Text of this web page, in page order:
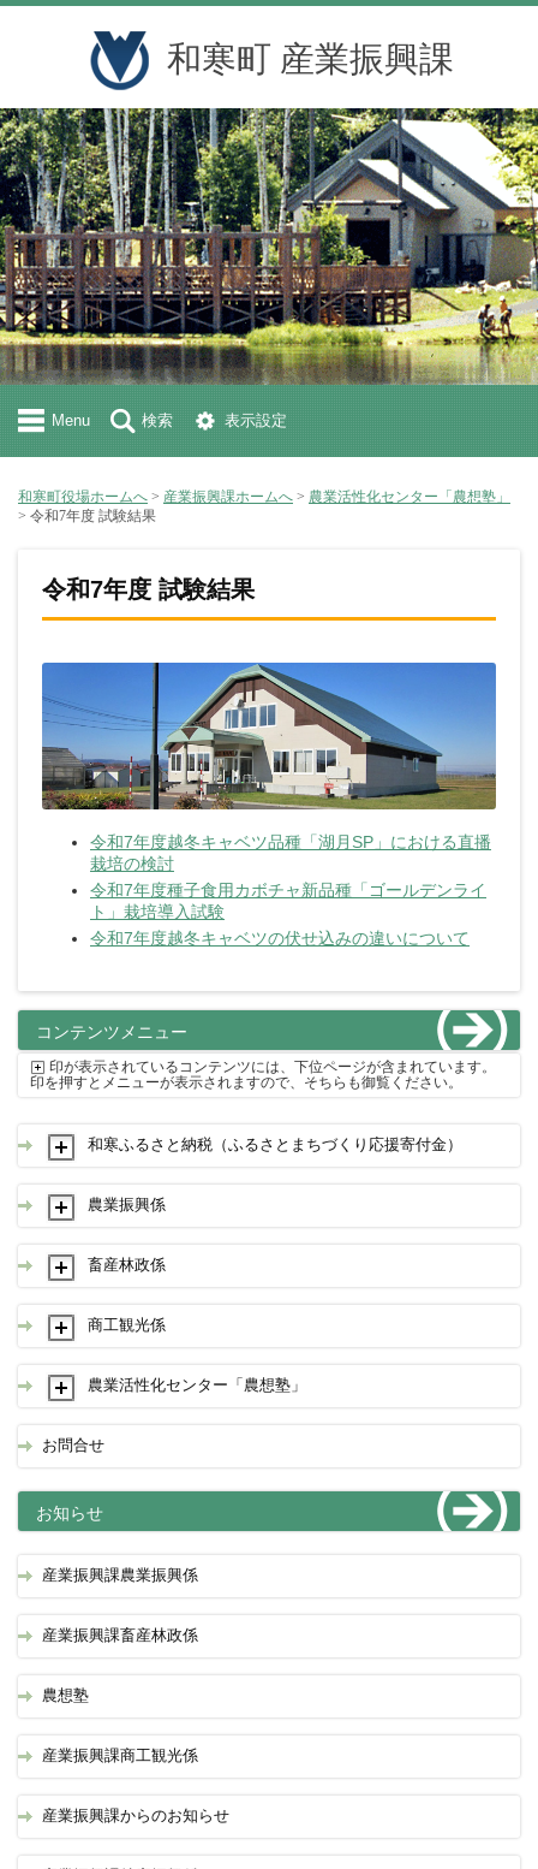
和寒町 産業振興課
Menu 検索 表示設定
和寒町役場ホームへ > 産業振興課ホームへ > 農業活性化センター「農想塾」
> 令和7年度 試験結果
令和7年度 試験結果
令和7年度越冬キャベツ品種「湖月SP」における直播
栽培の検討
令和7年度種子食用カボチャ新品種「ゴールデンライ
ト」栽培導入試験
令和7年度越冬キャベツの伏せ込みの違いについて
コンテンツメニュー
印が表示されているコンテンツには、下位ページが含まれています。
印を押すとメニューが表示されますので、そちらも御覧ください。
和寒ふるさと納税（ふるさとまちづくり応援寄付金）
農業振興係
畜産林政係
商工観光係
農業活性化センター「農想塾」
お問合せ
お知らせ
産業振興課農業振興係
産業振興課畜産林政係
農想塾
産業振興課商工観光係
産業振興課からのお知らせ